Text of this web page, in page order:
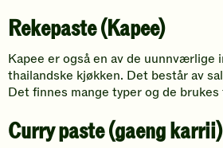
Rekepaste (Kapee)
Kapee er også en av de uunnværlige
thailandske kjøkken. Det består av
Det finnes mange typer og de brukes
Curry paste (gaeng karrii)